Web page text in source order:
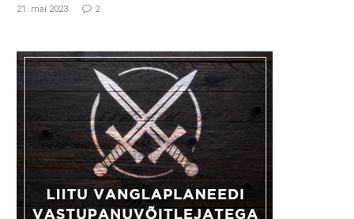
21. mai 2023 2